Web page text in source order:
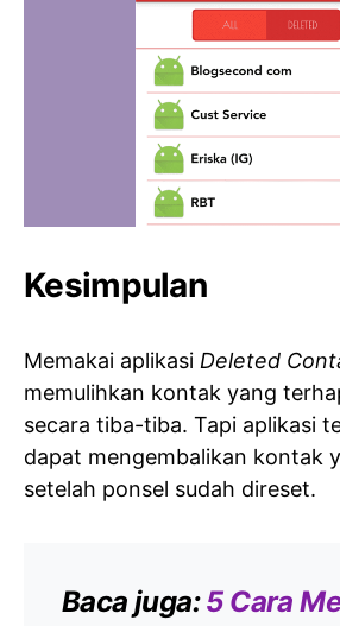
Kesimpulan
Memakai aplikasi Deleted
memulihkan kontak yang
secara tiba-tiba. Tapi aplikasi
dapat mengembalikan kontak
setelah ponsel sudah direset.
Baca juga:5 Cara